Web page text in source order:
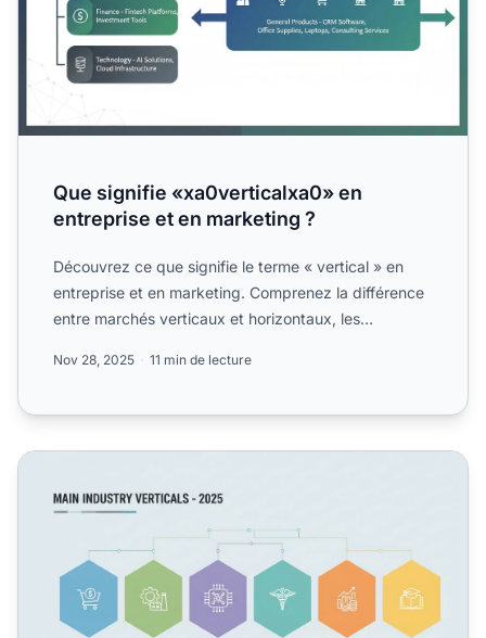
Que signifie «xa0verticalxa0» en
entreprise et en marketing ?
Découvrez ce que signifie le terme « vertical » en
entreprise et en marketing. Comprenez la différence
entre marchés verticaux et horizontaux, les
Nov 28, 2025 11 min de lecture
Quels sont les principaux secteurs verticaux en